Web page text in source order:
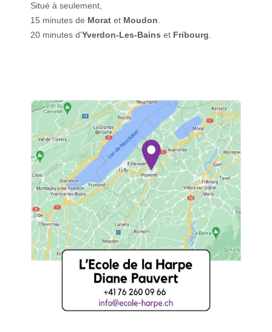
Situé à seulement,
15 minutes de Morat et Moudon
20 minutes d'Yverdon-Les-Bains et Fribourg